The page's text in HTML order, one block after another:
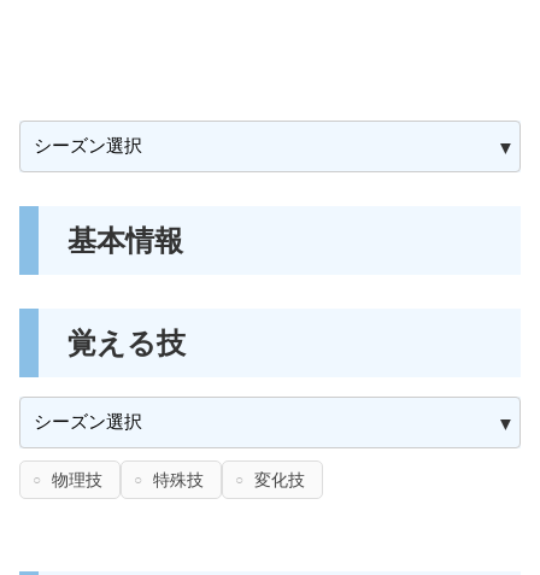
基本情報
覚える技
物理技 特殊技 変化技